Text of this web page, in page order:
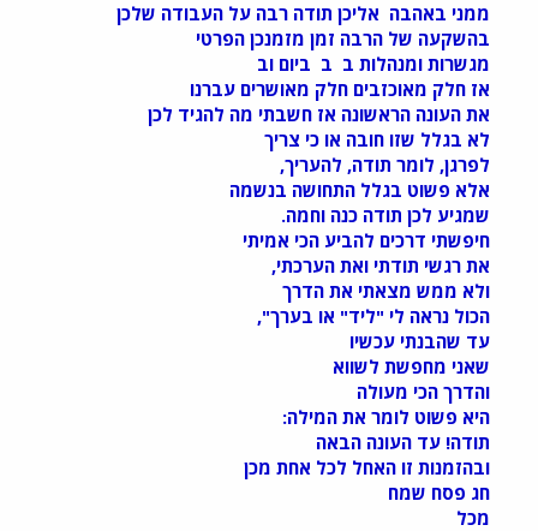
ממני באהבה אליכן תודה רבה על העבודה שלכן
בהשקעה של הרבה זמן מזמנכן הפרטי
מגשרות ומנהלות ב ב ביום וב
אז חלק מאוכזבים חלק מאושרים עברנו
את העונה הראשונה אז חשבתי מה להגיד לכן
לא בגלל שזו חובה או כי צריך
לפרגן, לומר תודה, להעריך,
אלא פשוט בגלל התחושה בנשמה
שמגיע לכן תודה כנה וחמה.
חיפשתי דרכים להביע הכי אמיתי
את רגשי תודתי ואת הערכתי,
ולא ממש מצאתי את הדרך
הכול נראה לי "ליד" או בערך",
עד שהבנתי עכשיו
שאני מחפשת לשווא
והדרך הכי מעולה
היא פשוט לומר את המילה:
תודה! עד העונה הבאה
ובהזמנות זו האחל לכל אחת מכן
חג פסח שמח
מכל